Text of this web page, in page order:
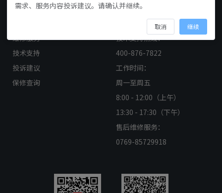
需求、服务内容投诉建议。请确认并继续。
取消 继续
维修服务
技术支持
投诉建议
保修查询
技术支持热线：
400-876-7822
工作时间：
周一至周五
8:00 - 12:00（上午）
13:30 - 17:30（下午）
售后维修服务：
0769-85729918